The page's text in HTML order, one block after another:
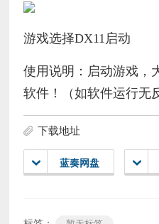
游戏选择DX11启动
使用说明：启动游戏，
软件！（如软件运行无
下载地址
蓝奏网盘